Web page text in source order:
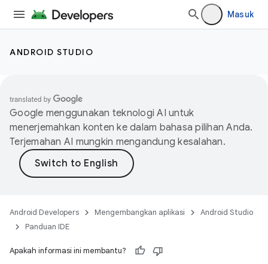
Masuk
ANDROID STUDIO
Google menggunakan teknologi AI untuk
menerjemahkan konten ke dalam bahasa pilihan Anda.
Terjemahan AI mungkin mengandung kesalahan.
Android Developers Mengembangkan aplikasi
Android Studio
Panduan IDE
Apakah informasi ini membantu?